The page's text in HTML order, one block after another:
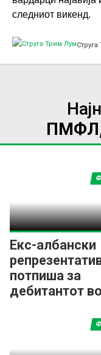
следниот викенд.
Екс-албански
потпиша за
дебитантот во